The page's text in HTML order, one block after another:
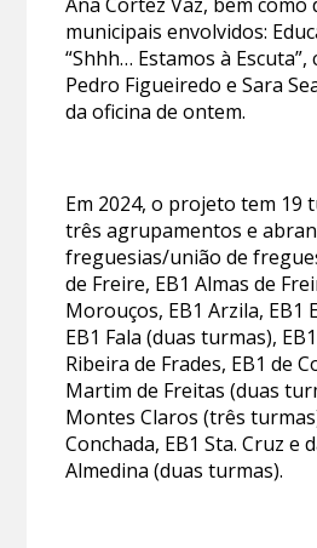
municipais envolvidos:
“Shhh… Estamos à
Pedro Figueiredo e Sara
da oficina de ontem.
Em 2024, o projeto tem 19
três agrupamentos e
freguesias/união de
de Freire, EB1 Almas de
Morouços, EB1 Arzila, EB1
EB1 Fala (duas turmas),
Ribeira de Frades, EB1 de
Martim de Freitas (duas
Montes Claros (três
Conchada, EB1 Sta. Cruz e
Almedina (duas turmas).